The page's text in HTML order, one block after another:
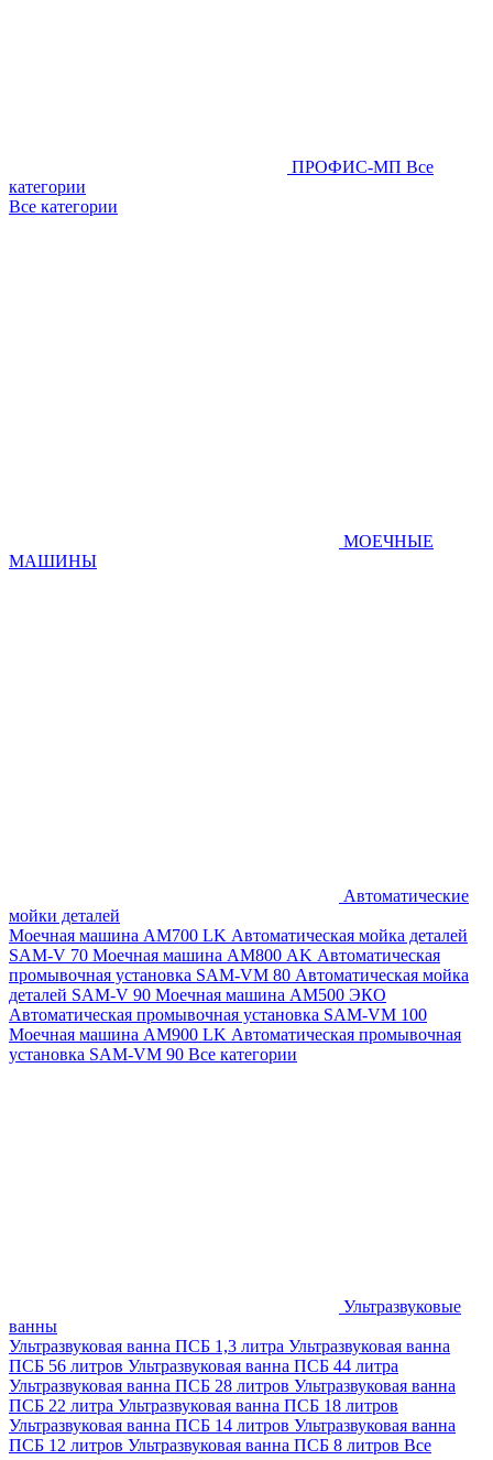
ПРОФИС-МП Все
категории
Все категории
МОЕЧНЫЕ
МАШИНЫ
Автоматические
мойки деталей
Моечная машина AM700 LK Автоматическая мойка деталей
SAM-V 70 Моечная машина АМ800 AK Автоматическая
промывочная установка SAM-VM 80 Автоматическая мойка
деталей SAM-V 90 Моечная машина АМ500 ЭКО
Автоматическая промывочная установка SAM-VM 100
Моечная машина AM900 LK Автоматическая промывочная
установка SAM-VM 90 Все категории
Ультразвуковые
ванны
Ультразвуковая ванна ПСБ 1,3 литра Ультразвуковая ванна
ПСБ 56 литров Ультразвуковая ванна ПСБ 44 литра
Ультразвуковая ванна ПСБ 28 литров Ультразвуковая ванна
ПСБ 22 литра Ультразвуковая ванна ПСБ 18 литров
Ультразвуковая ванна ПСБ 14 литров Ультразвуковая ванна
ПСБ 12 литров Ультразвуковая ванна ПСБ 8 литров Все